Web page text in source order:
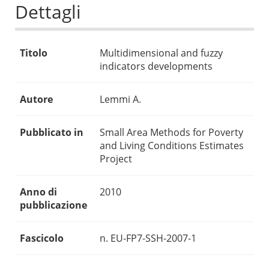
Dettagli
Titolo
Multidimensional and fuzzy
indicators developments
Autore Lemmi A.
Pubblicato in
Small Area Methods for Poverty
and Living Conditions Estimates
Project
Anno di
pubblicazione
2010
Fascicolo n. EU-FP7-SSH-2007-1